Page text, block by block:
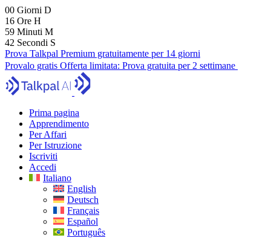
00 Giorni D
16 Ore H
59 Minuti M
41 Secondi S
Prova Talkpal Premium gratuitamente per 14 giorni
Provalo gratis Offerta limitata: Prova gratuita per 2 settimane
Prima pagina
Apprendimento
Per Affari
Per Istruzione
Iscriviti
Accedi
Italiano
English
Deutsch
Français
Español
Português